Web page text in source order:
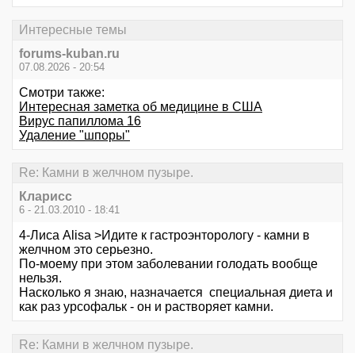
Интересные темы
forums-kuban.ru
07.08.2026 - 20:54
Смотри также:
Интересная заметка об медицине в США
Вирус папиллома 16
Удаление "шпоры"
Re: Камни в желчном пузыре.
Кларисс
6 - 21.03.2010 - 18:41
4-Лиса Alisa >Идите к гастроэнторологу - камни в
желчном это серьезно.
По-моему при этом заболевании голодать вообще
нельзя.
Насколько я знаю, назначается специальная диета и
как раз урсофальк - он и растворяет камни.
Re: Камни в желчном пузыре.